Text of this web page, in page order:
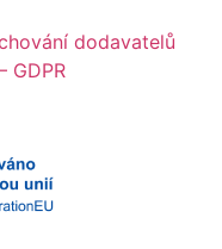
dodavatelů
GDPR